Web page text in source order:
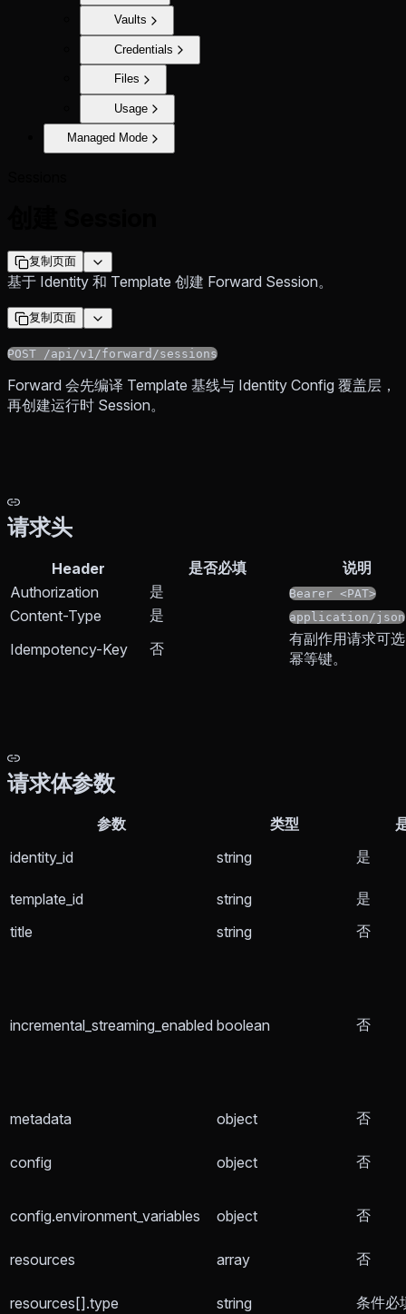
Vaults
Credentials
Files
Usage
Managed Mode
复制页面
基于 Identity 和 Template 创建 Forward Session。
复制页面
POST /api/v1/forward/sessions
Forward 会先编译 Template 基线与 Identity Config 覆盖层，
再创建运行时 Session。
请求头
Header 是否必填
说明
Authorization
是 Bearer <PAT>
Content-Type 是 application/json
Idempotency-Key 否
有副作用请求可
幂等键。
请求体参数
参数 类型
identity_id
string 是
template_id string
是
title
string 否
incremental_streaming_enabled boolean 否
metadata object 否
config object 否
config.environment_variables object 否
resources array 否
resources[].type string 条件必